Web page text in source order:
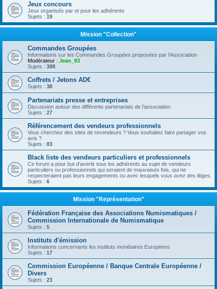
Jeux concours
Jeux organisés par et pour les adhérents
Sujets : 19
Mission "Collection"
Commandes Groupées
Informations sur les Commandes Groupées proposées par l’Association
Modérateur : Jean_93
Sujets : 388
Coffrets / Jetons AD€
Sujets : 38
Partenariats presse et entreprises
Discussion autour des différents partenariats de l'association
Sujets : 27
Référencement des vendeurs professionnels
Vous cherchez des sites de revendeurs ? Vous souhaitez faire partager vos
avis ?
Sujets : 83
Black liste des vendeurs particuliers et professionnels
Ce forum a pour but d'avertir tous les adhérents au sujet de vendeurs
particuliers ou professionnels qui seraient de mauvaises fois, qui ne
respecteraient pas leurs engagements ou avec lesquels vous avez des litiges.
Sujets : 6
Mission "Représentation"
Fédération Française des Associations Numismatiques /
Commission Internationale de Numismatique
Sujets : 5
Instituts d'émission
Informations concernants les instituts monétaires Européens
Sujets : 17
Commission Européenne / Banque Centrale Européenne /
Divers
Sujets : 23